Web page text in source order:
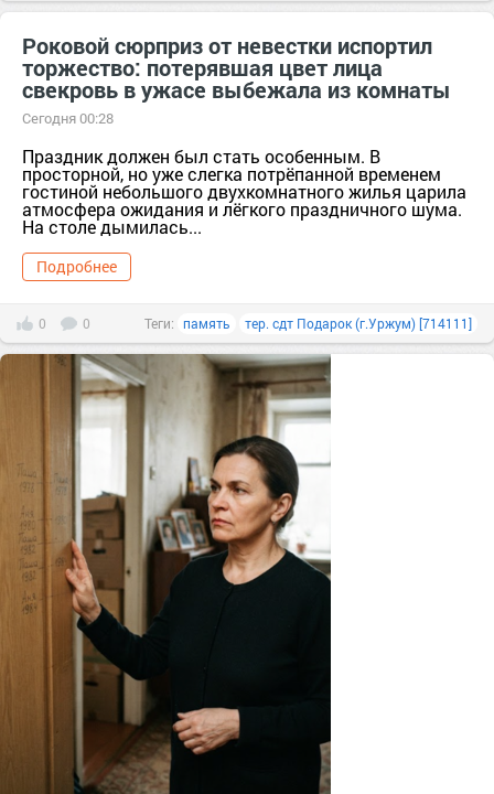
Роковой сюрприз от невестки испортил
торжество: потерявшая цвет лица
свекровь в ужасе выбежала из комнаты
Сегодня 00:28
Праздник должен был стать особенным. В
просторной, но уже слегка потрёпанной временем
гостиной небольшого двухкомнатного жилья царила
атмосфера ожидания и лёгкого праздничного шума.
На столе дымилась...
Подробнее
0 0 Теги: память тер. сдт Подарок (г.Уржум) [714111]